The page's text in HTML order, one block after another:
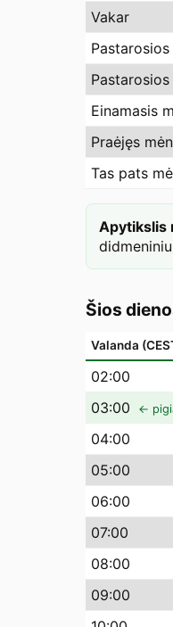
Vakar
Einamasis
Praėjęs
Tas pats
Apytikslis
Šios
Valanda
02:00
03:00 ←
04:00
05:00
06:00
07:00
08:00
09:00